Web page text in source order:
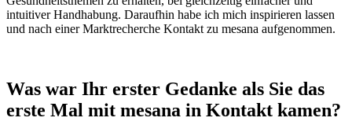
intuitiver Handhabung. Daraufhin habe ich mich inspirieren lassen
und nach einer Marktrecherche Kontakt zu mesana aufgenommen.
Was war Ihr erster Gedanke als Sie das
erste Mal mit mesana in Kontakt kamen?